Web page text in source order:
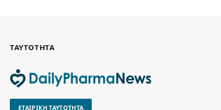
ΤΑΥΤΟΤΗΤΑ
ΕΤΑΙΡΙΚΗ ΤΑΥΤΟΤΗΤΑ